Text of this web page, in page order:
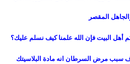
المقصر
أهل البيت فإن الله علمنا كيف نسلم عليك؟
سبب مرض السرطان انه مادة البلاسيتك